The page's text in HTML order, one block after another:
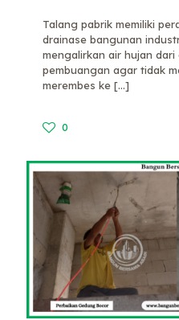
Talang pabrik memiliki
drainase bangunan
mengalirkan air hujan
pembuangan agar tidak
merembes ke […]
0